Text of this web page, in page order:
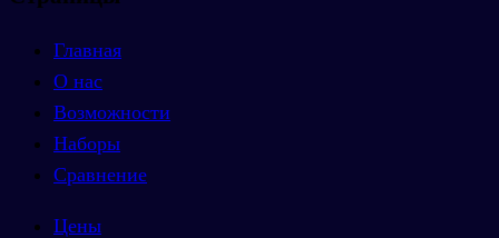
Главная
О нас
Возможности
Наборы
Сравнение
Цены